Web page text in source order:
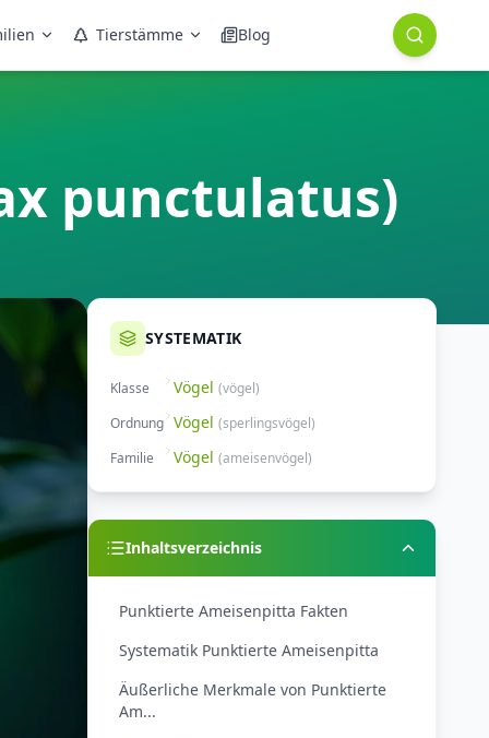
Tierstämme Blog
punctulatus)
SYSTEMATIK
Klasse Vögel (vögel)
Ordnung Vögel (sperlingsvögel)
Familie
Vögel (ameisenvögel)
Inhaltsverzeichnis
Punktierte Ameisenpitta Fakten
Systematik Punktierte Ameisenpitta
Äußerliche Merkmale von Punktierte
Am...